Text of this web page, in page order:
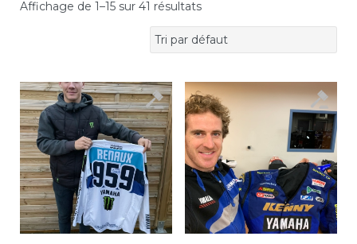
Affichage de 1–15 sur 41 résultats